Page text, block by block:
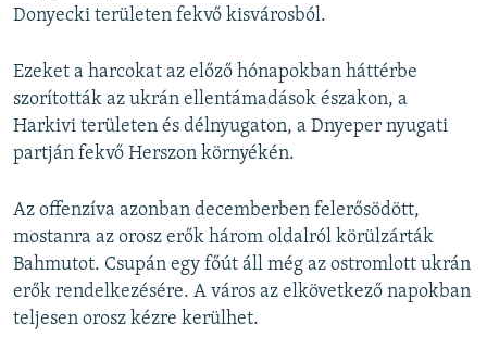
Donyecki területen fekvő kisvárosból.
Ezeket a harcokat az előző hónapokban háttérbe
szorították az ukrán ellentámadások északon, a
Harkivi területen és délnyugaton, a Dnyeper nyugati
partján fekvő Herszon környékén.
Az offenzíva azonban decemberben felerősödött,
mostanra az orosz erők három oldalról körülzárták
Bahmutot. Csupán egy főút áll még az ostromlott ukrán
erők rendelkezésére. A város az elkövetkező napokban
teljesen orosz kézre kerülhet.